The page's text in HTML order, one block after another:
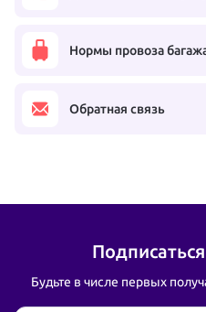
Нормы провоза
Обратная связь
Будьте в числе первых